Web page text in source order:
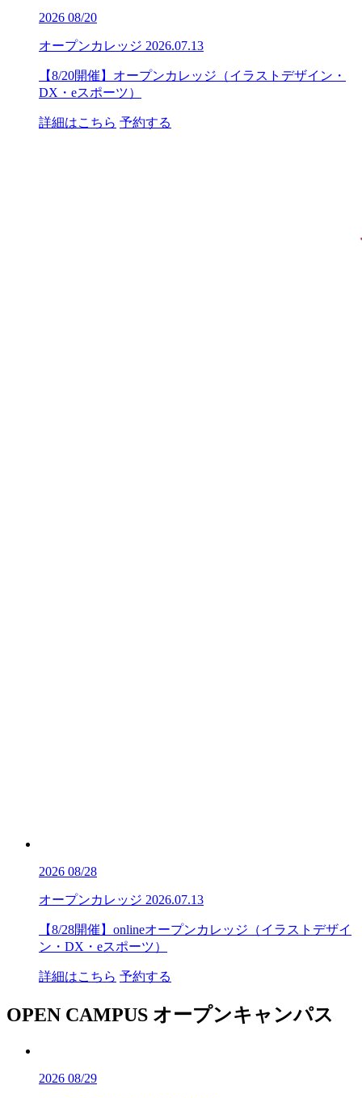
2026 08/20
オープンカレッジ 2026.07.13
【8/20開催】オープンカレッジ（イラストデザイン・
DX・eスポーツ）
詳細はこちら 予約する
2026 08/28
オープンカレッジ 2026.07.13
【8/28開催】onlineオープンカレッジ（イラストデザイ
ン・DX・eスポーツ）
詳細はこちら 予約する
OPEN CAMPUS オープンキャンパス
2026 08/29